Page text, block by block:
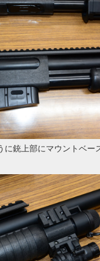
に銃上部にマウントベー